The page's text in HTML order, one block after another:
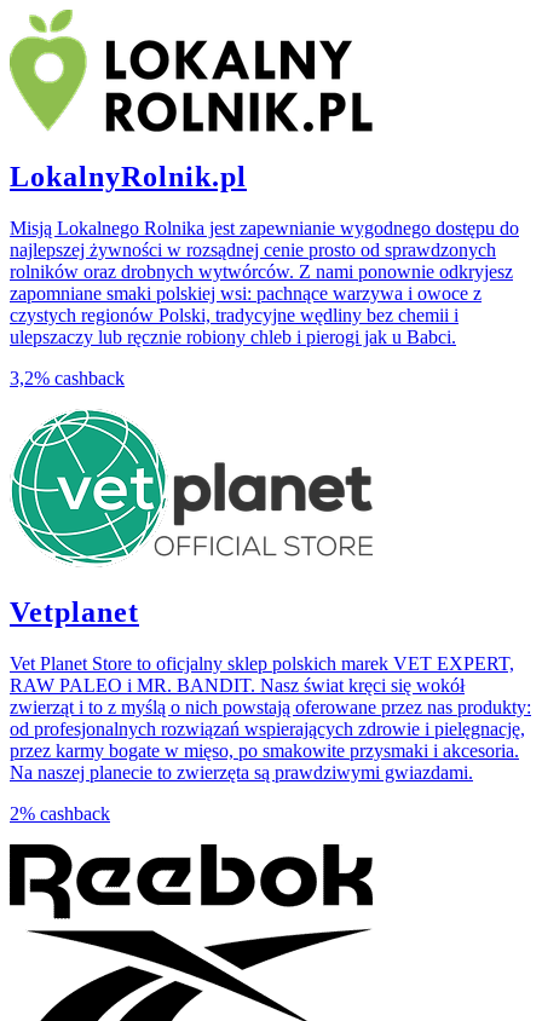
LokalnyRolnik.pl
Misją Lokalnego Rolnika jest zapewnianie wygodnego dostępu do
najlepszej żywności w rozsądnej cenie prosto od sprawdzonych
rolników oraz drobnych wytwórców. Z nami ponownie odkryjesz
zapomniane smaki polskiej wsi: pachnące warzywa i owoce z
czystych regionów Polski, tradycyjne wędliny bez chemii i
ulepszaczy lub ręcznie robiony chleb i pierogi jak u Babci.
3,2% cashback
Vetplanet
Vet Planet Store to oficjalny sklep polskich marek VET EXPERT,
RAW PALEO i MR. BANDIT. Nasz świat kręci się wokół
zwierząt i to z myślą o nich powstają oferowane przez nas produkty:
od profesjonalnych rozwiązań wspierających zdrowie i pielęgnację,
przez karmy bogate w mięso, po smakowite przysmaki i akcesoria.
Na naszej planecie to zwierzęta są prawdziwymi gwiazdami.
2% cashback